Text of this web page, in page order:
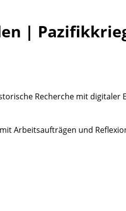
|
Recherche mit
Arbeitsaufträgen und